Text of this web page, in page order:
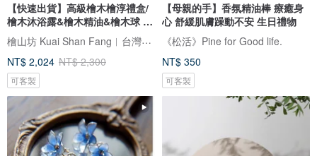
【快速出貨】高級檜木檜淳禮盒/
檜木沐浴露&檜木精油&檜木球 年
節
檜山坊 Kuai Shan Fang︱台灣檜木香氛領導品牌，療癒森林
NT$ 2,024 NT$ 2,300
可客製
【母親的手】香氛精油棒 療癒身
心 舒緩肌膚躁動不安 生日禮物
《松活》Pine for Good life.
NT$ 350
可客製